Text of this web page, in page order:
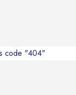
code "404"